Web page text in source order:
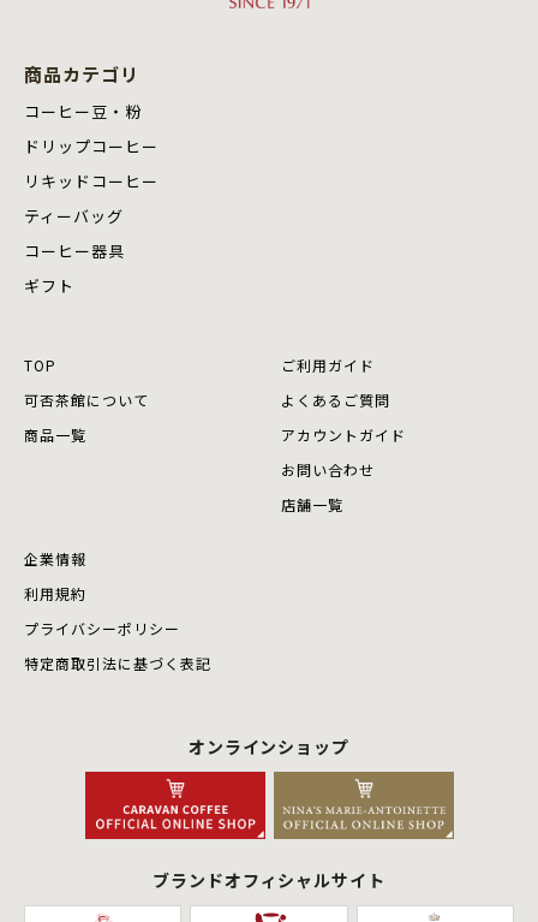
商品カテゴリ
コーヒー豆・粉
ドリップコーヒー
リキッドコーヒー
ティーバッグ
コーヒー器具
ギフト
TOP
可否茶館について
商品⼀覧
ご利用ガイド
よくあるご質問
アカウントガイド
お問い合わせ
店舗⼀覧
企業情報
利用規約
プライバシーポリシー
特定商取引法に基づく表記
オンラインショップ
ブランドオフィシャルサイト